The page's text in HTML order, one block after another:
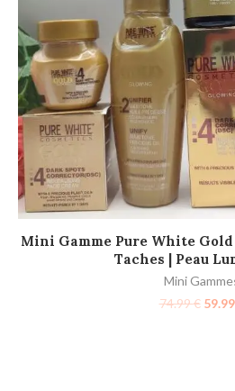
AJOUTER AU
Mini Gamme Pure White
Taches | Peau
Mini
74.99€ 59.99